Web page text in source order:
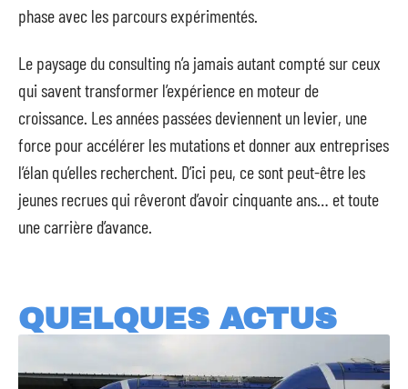
phase avec les parcours expérimentés.
Le paysage du consulting n’a jamais autant compté sur ceux
qui savent transformer l’expérience en moteur de
croissance. Les années passées deviennent un levier, une
force pour accélérer les mutations et donner aux entreprises
l’élan qu’elles recherchent. D’ici peu, ce sont peut-être les
jeunes recrues qui rêveront d’avoir cinquante ans… et toute
une carrière d’avance.
QUELQUES ACTUS